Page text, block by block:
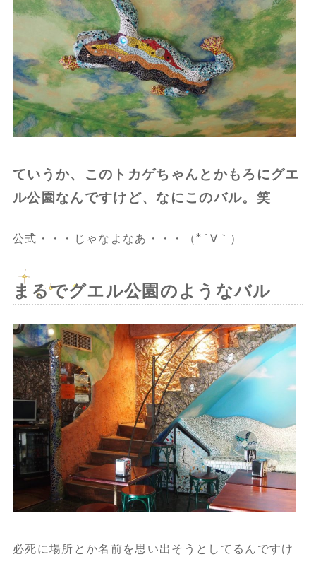
ていうか、このトカゲちゃんとかもろにグエ
ル公園なんですけど、なにこのバル。笑
公式・・・じゃなよなあ・・・（*´∀｀）
まるでグエル公園のようなバル
必死に場所とか名前を思い出そうとしてるんですけ